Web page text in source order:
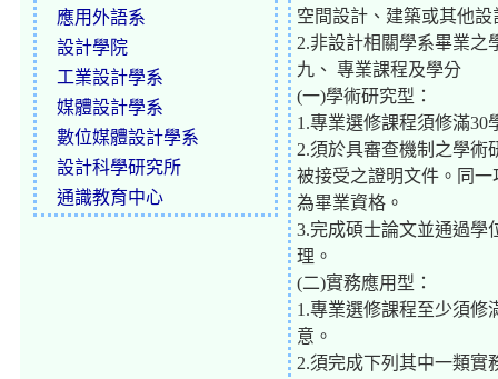
應用外語系
設計學院
工業設計學系
媒體設計學系
數位媒體設計學系
設計科學研究所
通識教育中心
空間設計、建築或其他
2.非設計相關學系畢業之
九、 專業課程及學分
(一)學術研究型：
1.專業選修課程須修滿
2.須於具審查機制之學術
被接受之證明文件。同
為畢業資格。
3.完成碩士論文並通過學
理。
(二)實務應用型：
1.專業選修課程至少須修
意。
2.須完成下列其中一類實